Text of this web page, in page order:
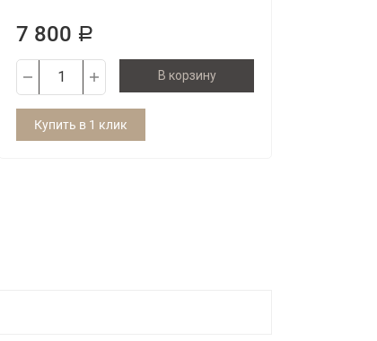
7 800 Р
В корзину
Купить в 1 клик